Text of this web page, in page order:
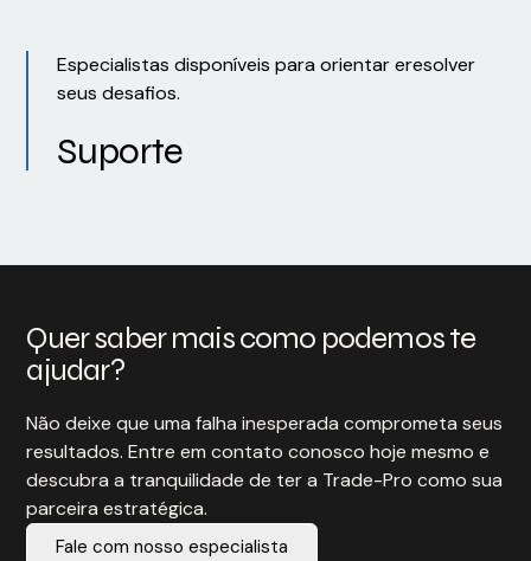
Especialistas disponíveis para orientar eresolver
seus desafios.
Suporte
Quer saber mais como podemos te
ajudar?
Não deixe que uma falha inesperada comprometa seus
resultados. Entre em contato conosco hoje mesmo e
descubra a tranquilidade de ter a Trade-Pro como sua
parceira estratégica.
Fale com nosso especialista